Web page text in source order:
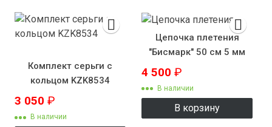
Комплект серьги с
кольцом KZK8534
3 050 ₽
В наличии
Цепочка плетения
"Бисмарк" 50 см 5 мм
4 500 ₽
В наличии
В корзину